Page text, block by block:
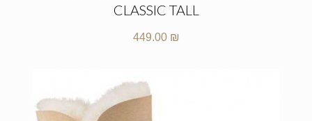
CLASSIC TALL
449.00 ₪